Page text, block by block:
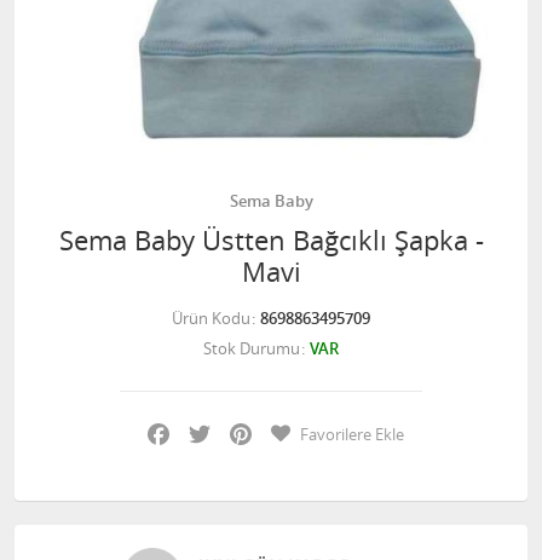
Sema Baby
Sema Baby Üstten Bağcıklı Şapka -
Mavi
Ürün Kodu 8698863495709
Stok Durumu VAR
Facebook
Twitter PinterestFavorilere Ekle